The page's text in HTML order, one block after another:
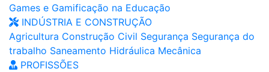
Games e Gamificação na Educação
INDÚSTRIA E CONSTRUÇÃO
Agricultura Construção Civil Segurança Segurança do
trabalho Saneamento Hidráulica Mecânica
PROFISSÕES